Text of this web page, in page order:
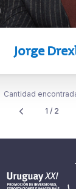
Jorge
Cantidad
1 / 2